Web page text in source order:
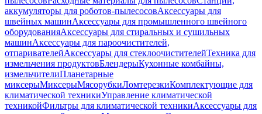
аккумуляторы для роботов-пылесосовАксессуары для
швейных машинАксессуары для промышленного швейного
оборудованияАксессуары для стиральных и сушильных
машинАксессуары для пароочистителей,
отпаривателейАксессуары для стеклоочистителейТехника для
измельчения продуктовБлендерыКухонные комбайны,
измельчителиПланетарные
миксерыМиксерыМясорубкиЛомтерезкиКомплектующие для
климатической техникиУправление климатической
техникойФильтры для климатической техникиАксессуары для